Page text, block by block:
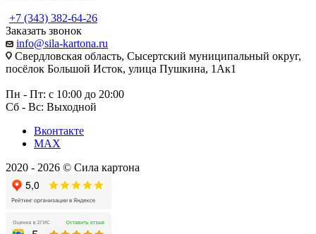
+7 (343) 382-64-26
Заказать звонок
info@sila-kartona.ru
Свердловская область, Сысертский муниципальный округ,
посёлок Большой Исток, улица Пушкина, 1Ак1
Пн - Пт: с 10:00 до 20:00
Сб - Вс: Выходной
Вконтакте
MAX
2020 - 2026 © Сила картона